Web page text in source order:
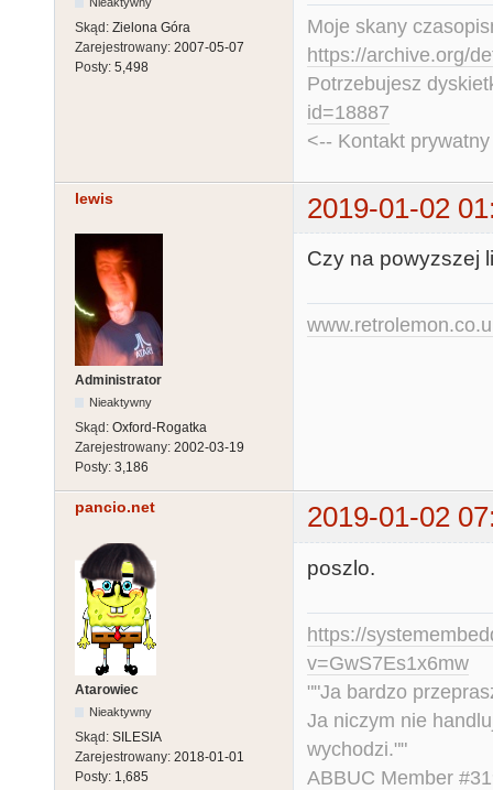
Skąd: Zielona Góra
Zarejestrowany: 2007-05-07
Posty: 5,498
Moje skany
https://archive.org/
Potrzebujesz
id=18887
<-- Kontakt
lewis 2019-01-02
Administrator
Nieaktywny
Skąd: Oxford-Rogatka
Zarejestrowany: 2002-03-19
Posty: 3,186
Czy na powyzszej
pancio.net 2019-01-02
Atarowiec
Nieaktywny
Skąd: SILESIA
Zarejestrowany: 2018-01-01
Posty: 1,685
poszlo.
https://
v=GwS7Es1x6mw
""Ja bardzo
Ja niczym nie
wychodzi.""
ABBUC Member